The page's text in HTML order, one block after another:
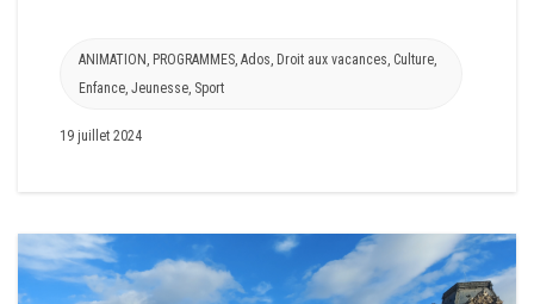
ANIMATION , PROGRAMMES, Ados, Droit aux vacances, Culture,
Enfance, Jeunesse, Sport
19 juillet 2024